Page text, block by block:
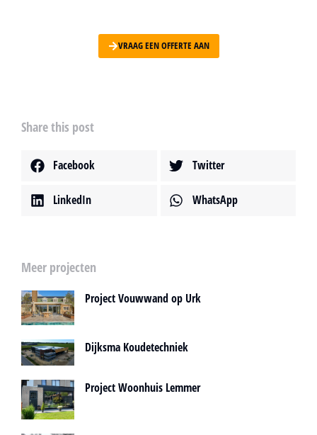
VRAAG EEN OFFERTE AAN
Share this post
Facebook Twitter
LinkedIn WhatsApp
Meer projecten
Project Vouwwand op Urk
Dijksma Koudetechniek
Project Woonhuis Lemmer